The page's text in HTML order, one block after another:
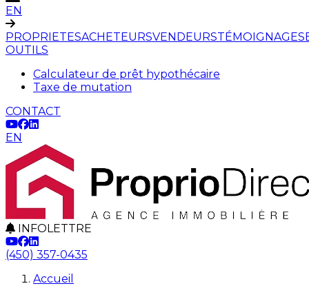
EN
PROPRIETESACHETEURSVENDEURSTÉMOIGNAGES
OUTILS
Calculateur de prêt hypothécaire
Taxe de mutation
CONTACT
EN
INFOLETTRE
(450) 357-0435
Accueil